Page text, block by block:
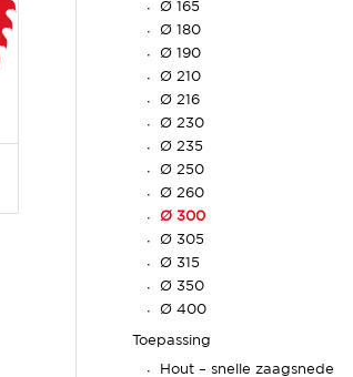
Ø 165
Ø 180
Ø 190
Ø 210
Ø 216
Ø 230
Ø 235
Ø 250
Ø 260
Ø 300
Ø 305
Ø 315
Ø 350
Ø 400
Toepassing
Hout – snelle zaagsnede